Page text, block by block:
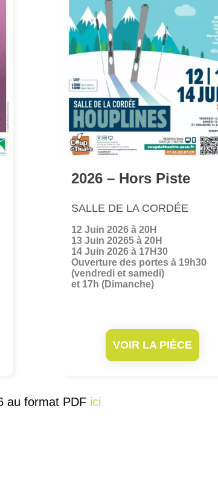
2026 – Hors Piste
SALLE DE LA CORDÉE
12 Juin 2026 à 20H
13 Juin 20265 à 20H
14 Juin 2026 à 17H30
Ouverture des portes à 19h30
(vendredi et samedi)
et 17h (Dimanche)
VOIR LA PIÈCE
au format PDF ici